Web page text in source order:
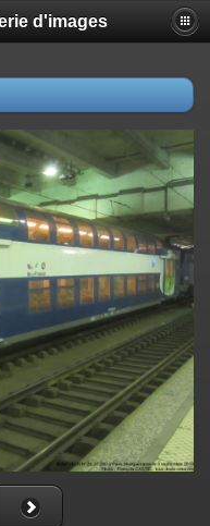
d'images